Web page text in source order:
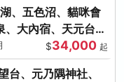
、五色沼、貓咪會
大內宿、天元台高
$34,000 起
台、元乃隅神社、